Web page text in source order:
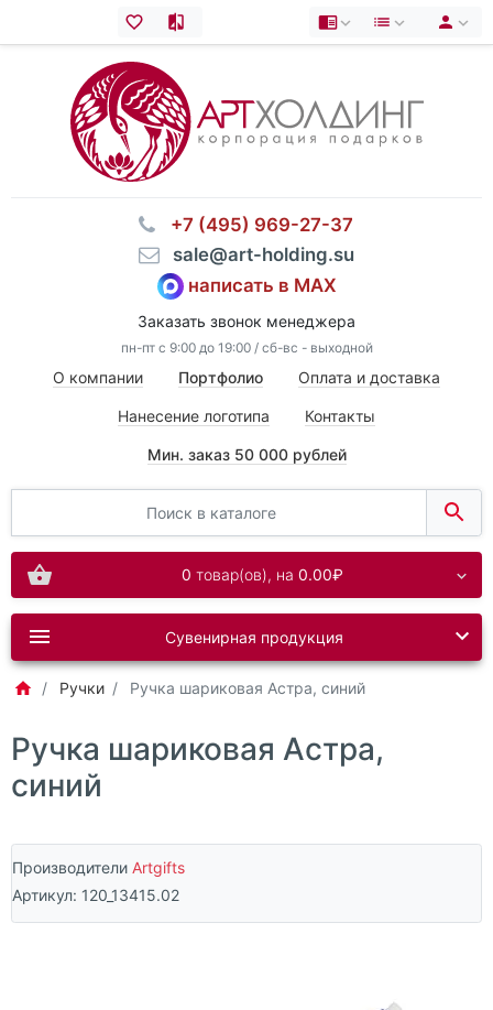
⠀+7 (495) 969-27-37
⠀sale@art-holding.su
написать в MAX
Заказать звонок менеджера
пн-пт с 9:00 до 19:00 / сб-вс - выходной
О компании Портфолио Оплата и доставка
Нанесение логотипа Контакты
Мин. заказ 50 000 рублей
0 товар(ов), на 0.00₽
Сувенирная продукция
Ручки Ручка шариковая Астра, синий
Ручка шариковая Астра,
синий
Производители Artgifts
Артикул: 120_13415.02